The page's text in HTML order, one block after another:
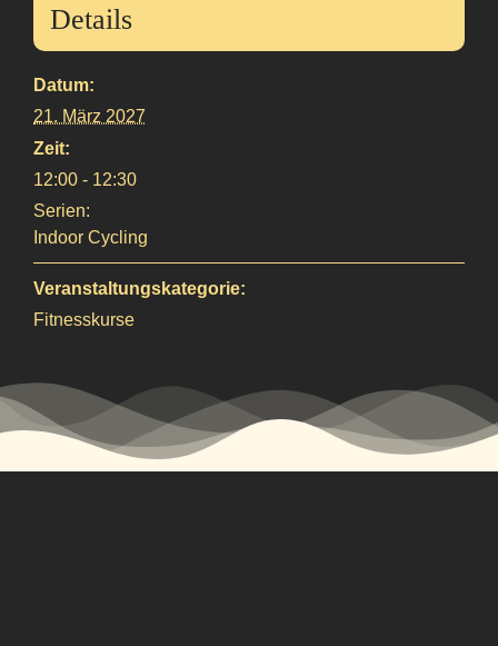
Details
Datum:
21. März 2027
Zeit:
12:00 - 12:30
Serien:
Indoor Cycling
Veranstaltungskategorie:
Fitnesskurse